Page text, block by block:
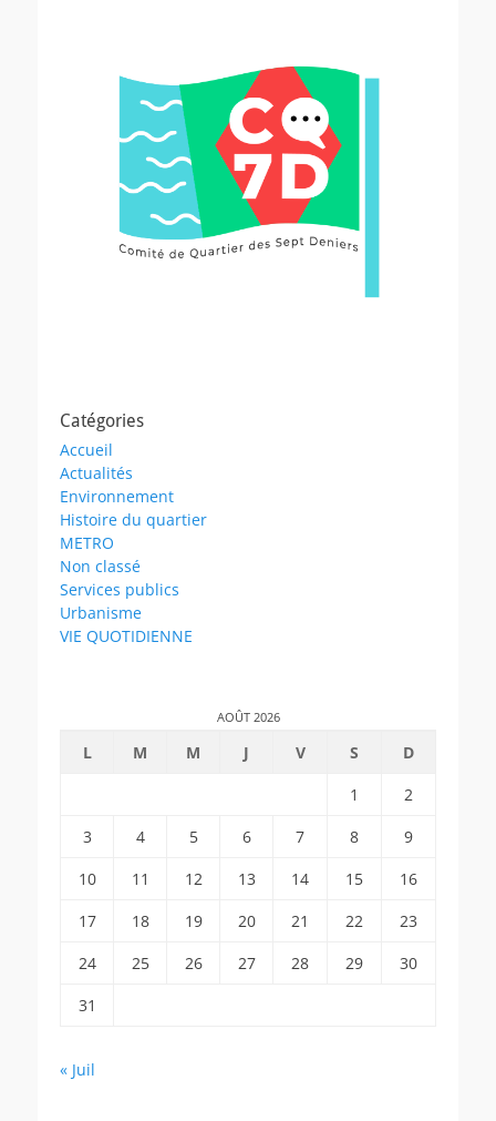
Catégories
Accueil
Actualités
Environnement
Histoire du quartier
METRO
Non classé
Services publics
Urbanisme
VIE QUOTIDIENNE
AOÛT 2026
L M M J V S
D
1
2
3
4 5 6 7 8
9
10
11 12 13 14 15
16
17
18 19 20 21 22
23
24
25 26 27 28 29
30
31
« Juil